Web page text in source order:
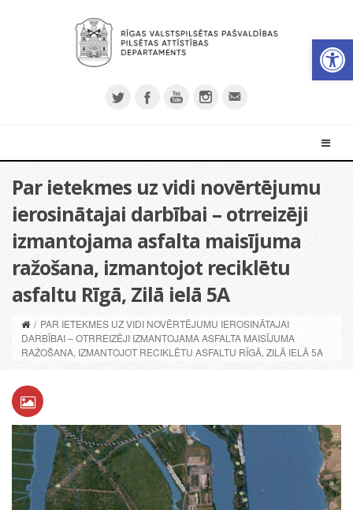
Par ietekmes uz vidi novērtējumu
ierosinātajai darbībai – otrreizēji
izmantojama asfalta maisījuma
ražošana, izmantojot reciklētu
asfaltu Rīgā, Zilā ielā 5A
/ PAR IETEKMES UZ VIDI NOVĒRTĒJUMU IEROSINĀTAJAI
DARBĪBAI – OTRREIZĒJI IZMANTOJAMA ASFALTA MAISĪJUMA
RAŽOŠANA, IZMANTOJOT RECIKLĒTU ASFALTU RĪGĀ, ZILĀ IELĀ 5A